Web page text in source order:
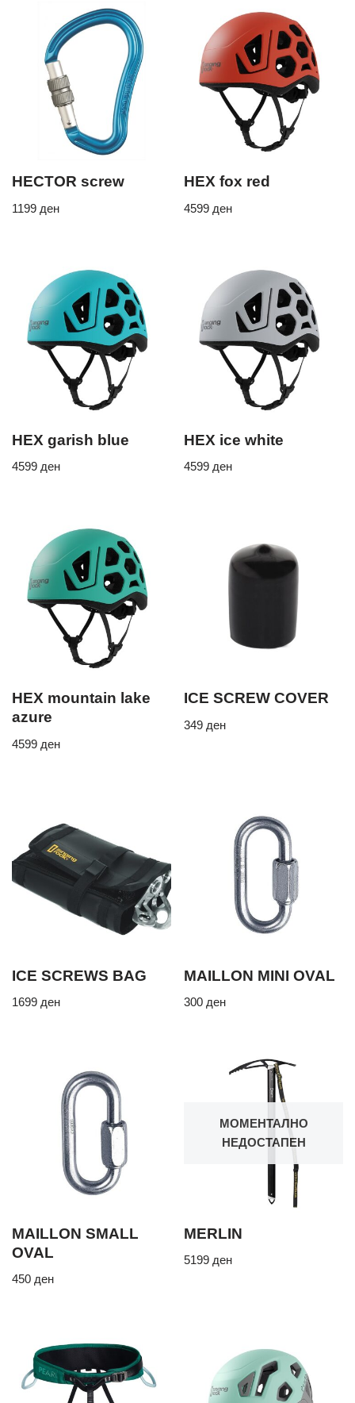
HECTOR screw
1199 ден
HEX fox red
4599 ден
HEX garish blue
4599 ден
HEX ice white
4599 ден
HEX mountain lake
azure
4599 ден
ICE SCREW COVER
349 ден
ICE SCREWS BAG
1699 ден
MAILLON MINI OVAL
300 ден
MAILLON SMALL
OVAL
450 ден
МОМЕНТАЛНО
НЕДОСТАПЕН
MERLIN
5199 ден